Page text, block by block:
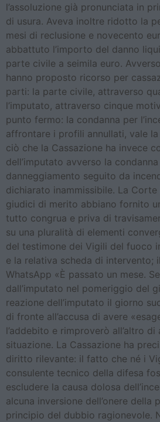
l’assoluzione già pronunciata in
di usura. Aveva inoltre ridotto la
mesi di reclusione e novecento
abbattuto l’importo del danno
parte civile a seimila euro.
hanno proposto ricorso per
parti: la parte civile, attraverso
l’imputato, attraverso cinque
punto fermo: la condanna per
affrontare i profili annullati, vale
ciò che la Cassazione ha invece
dell’imputato avverso la
danneggiamento seguito da
dichiarato inammissibile. La
giudici di merito abbiano fornito
tutto congrua e priva di
su una pluralità di elementi
del testimone dei Vigili del fuoco
e la relativa scheda di intervento;
WhatsApp «È passato un mese.
dall’imputato nel pomeriggio del
reazione dell’imputato il giorno
di fronte all’accusa di avere
l’addebito e rimproverò all’altro
situazione. La Cassazione ha
diritto rilevante: il fatto che né i
consulente tecnico della difesa
escludere la causa dolosa
alcuna inversione dell’onere della
principio del dubbio ragionevole.